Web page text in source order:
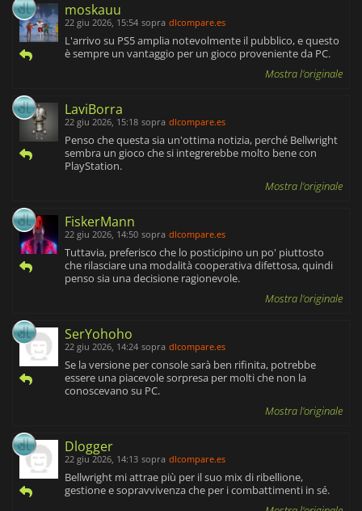
moskauu
22 giu 2026, 15:54 sopra dlcompare.es
L'arrivo su PS5 amplia notevolmente il pubblico, e questo
è sempre un vantaggio per un gioco proveniente da PC.
Mostra l'originale
LaviBorra
22 giu 2026, 15:18 sopra dlcompare.es
Penso che questa sia un'ottima notizia, perché Bellwright
sembra un gioco che si integrerebbe molto bene con
PlayStation.
Mostra l'originale
FiskerMann
22 giu 2026, 14:50 sopra dlcompare.es
Tuttavia, preferisco che lo posticipino un po' piuttosto
che rilasciare una modalità cooperativa difettosa, quindi
penso sia una decisione ragionevole.
Mostra l'originale
SerYohoho
22 giu 2026, 14:24 sopra dlcompare.es
Se la versione per console sarà ben rifinita, potrebbe
essere una piacevole sorpresa per molti che non la
conoscevano su PC.
Mostra l'originale
Dlogger
22 giu 2026, 14:13 sopra dlcompare.es
Bellwright mi attrae più per il suo mix di ribellione,
gestione e sopravvivenza che per i combattimenti in sé.